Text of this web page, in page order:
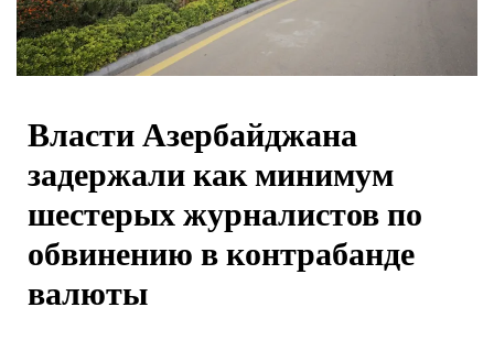
Власти Азербайджана
задержали как минимум
шестерых журналистов по
обвинению в контрабанде
валюты